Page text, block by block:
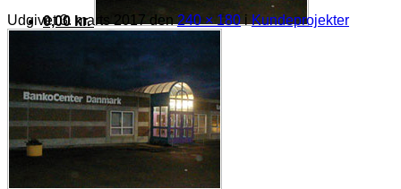
0,00 kr.
Ingen varer i kurven.
Tilbage til shoppen
Udgivet3. marts 2017 den 240 × 180i Kundeprojekter